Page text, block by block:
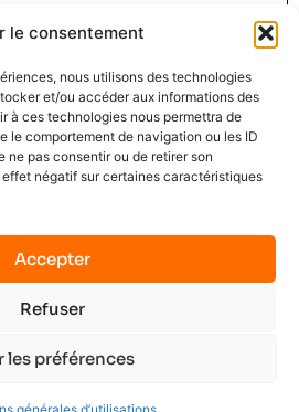
le consentement
nous utilisons des technologies
et/ou accéder aux informations des
à ces technologies nous permettra de
le comportement de navigation ou les ID
ne pas consentir ou de retirer son
négatif sur certaines caractéristiques
Accepter
Refuser
les préférences
trouver
Pie 1 er étage,
Rouen
data was found
Privacy PolicyPlan du site